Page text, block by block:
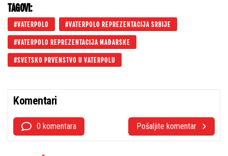
TAGOVI:
VATERPOLO VATERPOLO REPREZENTACIJA SRBIJE
VATERPOLO REPREZENTACIJA MAĐARSKE
SVETSKO PRVENSTVO U VATERPOLU
Komentari
0 komentara Pošaljite komentar